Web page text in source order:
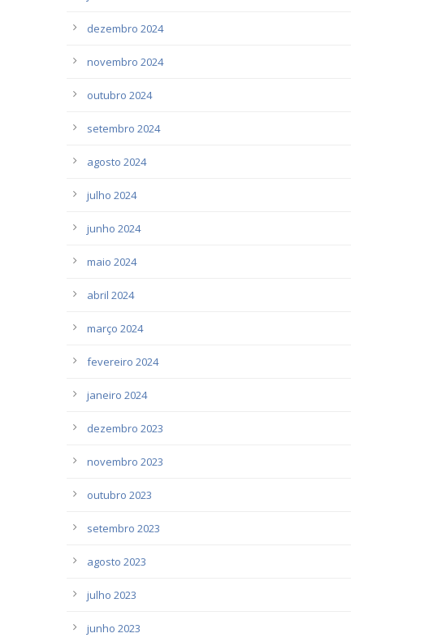
dezembro 2024
novembro 2024
outubro 2024
setembro 2024
agosto 2024
julho 2024
junho 2024
maio 2024
abril 2024
março 2024
fevereiro 2024
janeiro 2024
dezembro 2023
novembro 2023
outubro 2023
setembro 2023
agosto 2023
julho 2023
junho 2023